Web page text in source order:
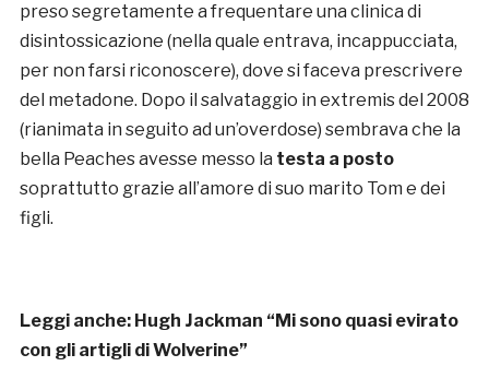
preso segretamente a frequentare una clinica di
disintossicazione (nella quale entrava, incappucciata,
per non farsi riconoscere), dove si faceva prescrivere
del metadone. Dopo il salvataggio in extremis del 2008
(rianimata in seguito ad un’overdose) sembrava che la
bella Peaches avesse messo la testa a posto
soprattutto grazie all’amore di suo marito Tom e dei
figli.
Leggi anche: Hugh Jackman “Mi sono quasi evirato
con gli artigli di Wolverine”